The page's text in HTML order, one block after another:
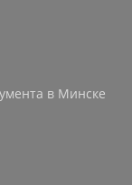
в Минске